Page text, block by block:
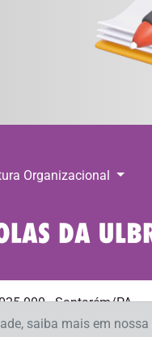
Organizacional
000 - Santarém/PA
saiba mais em nossa